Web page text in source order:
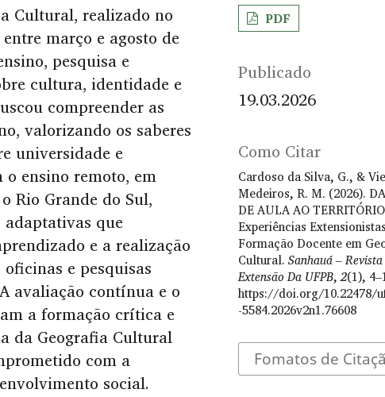
Cultural, realizado no
março e agosto de
pesquisa e
cultura, identidade e
compreender as
valorizando os saberes
universidade e
ensino remoto, em
Rio Grande do Sul,
que
e a realização
e pesquisas
avaliação contínua e o
a formação crítica e
da Geografia Cultural
com a
social.
PDF
Publicado
19.03.2026
Como Citar
Cardoso da Silva, G., &
Medeiros, R. M. (2026).
DE AULA AO
Experiências
Formação Docente em
Cultural. Sanhauá –
Extensão Da UFPB,2(1),
https://doi.org/10.22478/
-5584.2026v2n1.76608
Fomatos de